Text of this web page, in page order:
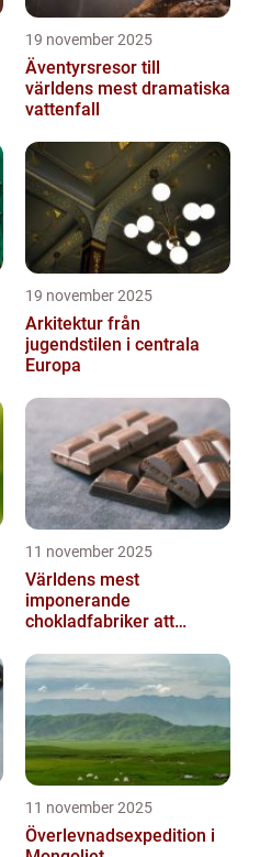
19 november 2025
Äventyrsresor till
världens mest dramatiska
vattenfall
19 november 2025
Arkitektur från
jugendstilen i centrala
Europa
11 november 2025
Världens mest
imponerande
chokladfabriker att
11 november 2025
Överlevnadsexpedition i